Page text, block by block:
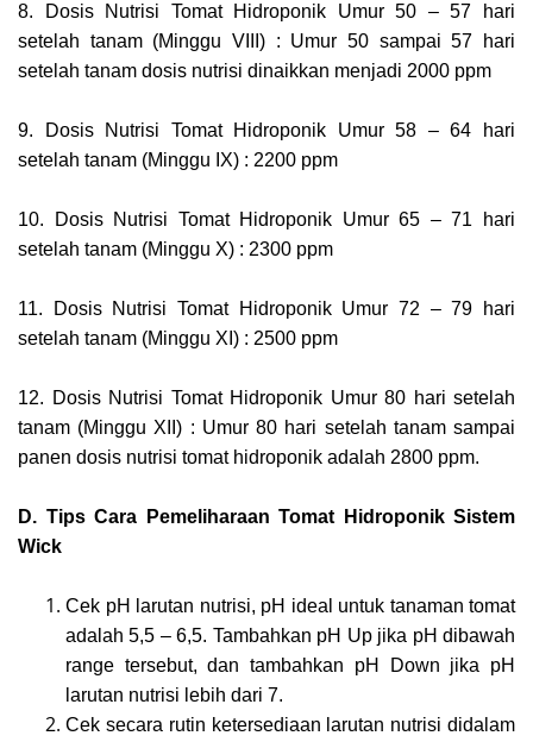
8. Dosis Nutrisi Tomat Hidroponik Umur 50 – 57 hari
setelah tanam (Minggu VIII) : Umur 50 sampai 57 hari
setelah tanam dosis nutrisi dinaikkan menjadi 2000 ppm
9. Dosis Nutrisi Tomat Hidroponik Umur 58 – 64 hari
setelah tanam (Minggu IX) : 2200 ppm
10. Dosis Nutrisi Tomat Hidroponik Umur 65 – 71 hari
setelah tanam (Minggu X) : 2300 ppm
11. Dosis Nutrisi Tomat Hidroponik Umur 72 – 79 hari
setelah tanam (Minggu XI) : 2500 ppm
12. Dosis Nutrisi Tomat Hidroponik Umur 80 hari setelah
tanam (Minggu XII) : Umur 80 hari setelah tanam sampai
panen dosis nutrisi tomat hidroponik adalah 2800 ppm.
D. Tips Cara Pemeliharaan Tomat Hidroponik Sistem
Wick
Cek pH larutan nutrisi, pH ideal untuk tanaman tomat
adalah 5,5 – 6,5. Tambahkan pH Up jika pH dibawah
range tersebut, dan tambahkan pH Down jika pH
larutan nutrisi lebih dari 7.
Cek secara rutin ketersediaan larutan nutrisi didalam